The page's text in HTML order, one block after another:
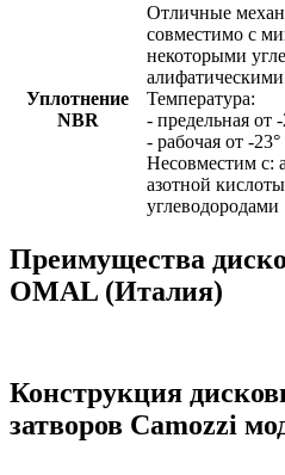
Уплотнение
NBR
Отличные
совместимо с
некоторыми
Температура:
- предельная от
- рабочая от -
Несовместим с:
азотной
углеводородами
Преимущества
OMAL (Италия)
Конструкция
затворов Camozzi